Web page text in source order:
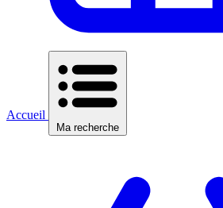
Accueil
Ma recherche